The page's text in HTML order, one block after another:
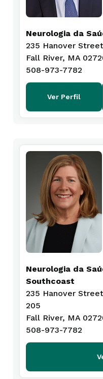
Neurologia da
235 Hanover
Fall River, MA
508-973-7782
Ver Perfil
Neurologia da
Southcoast
235 Hanover
205
Fall River, MA
508-973-7782